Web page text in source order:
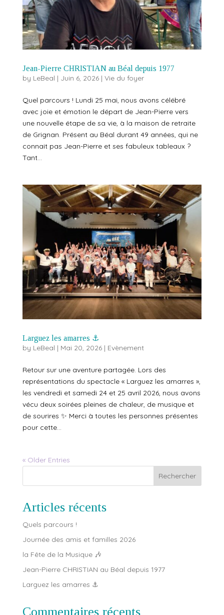
Jean-Pierre CHRISTIAN au Béal depuis 1977
by LeBeal | Juin 6, 2026| Vie du foyer
Quel parcours ! Lundi 25 mai, nous avons célébré
avec joie et émotion le départ de Jean-Pierre vers
une nouvelle étape de sa vie, à la maison de retraite
de Grignan. Présent au Béal durant 49 années, qui ne
connait pas Jean-Pierre et ses fabuleux tableaux ?
Tant...
Larguez les amarres ⚓️
by LeBeal | Mai 20, 2026| Evènement
Retour sur une aventure partagée. Lors des
représentations du spectacle « Larguez les amarres »,
les vendredi et samedi 24 et 25 avril 2026, nous avons
vécu deux soirées pleines de chaleur, de musique et
de sourires ✨ Merci à toutes les personnes présentes
pour cette...
« Older Entries
Rechercher
Articles récents
Quels parcours !
Journée des amis et familles 2026
la Fête de la Musique 🎶
Jean-Pierre CHRISTIAN au Béal depuis 1977
Larguez les amarres ⚓️
Commentaires récents